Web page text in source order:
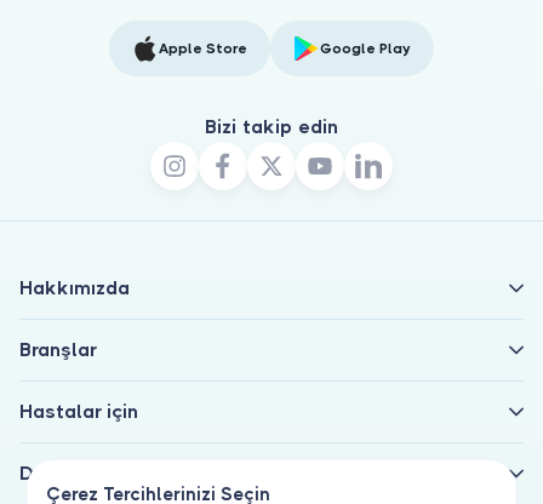
Çerez Tercihlerinizi Seçin
Apple Store Google Play
Bizi takip edin
Hakkımızda
Branşlar
Hastalar için
Doktorlar için